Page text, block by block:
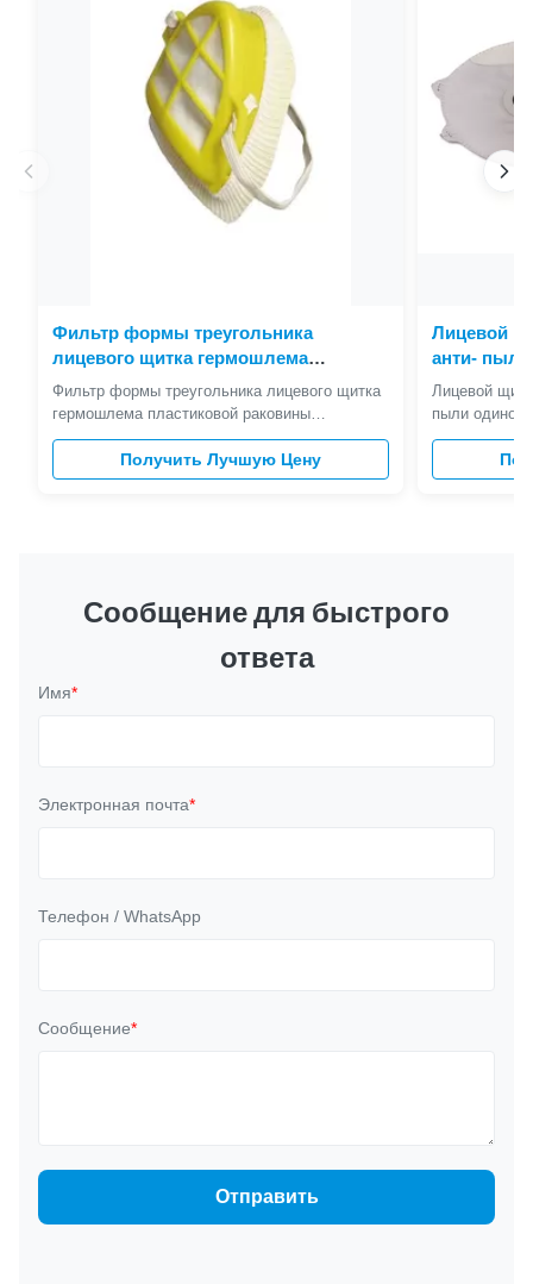
Фильтр формы треугольника
лицевого щитка гермошлема
пластиковой раковины
противобактериологический не
Фильтр формы треугольника лицевого щитка
гермошлема пластиковой раковины
противобактериологический не сплетенный
меняемый Стандартное сравнение:
Стандартный Тип тестов Эффективность
Получить Лучшую Цену
Лицевой
анти-
щиток
с клапаном
Лицевой
пыли
Н95 не
• Высокая
&
Сообщение для быстрого
ответа
Имя*
Электронная почта*
Телефон / WhatsApp
Сообщение*
Отправить